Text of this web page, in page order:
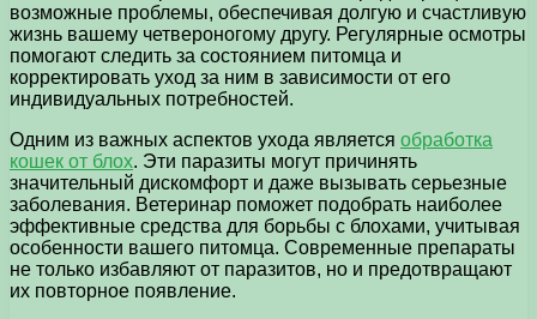
возможные проблемы, обеспечивая долгую и счастливую
жизнь вашему четвероногому другу. Регулярные осмотры
помогают следить за состоянием питомца и
корректировать уход за ним в зависимости от его
индивидуальных потребностей.
Одним из важных аспектов ухода является обработка
кошек от блох. Эти паразиты могут причинять
значительный дискомфорт и даже вызывать серьезные
заболевания. Ветеринар поможет подобрать наиболее
эффективные средства для борьбы с блохами, учитывая
особенности вашего питомца. Современные препараты
не только избавляют от паразитов, но и предотвращают
их повторное появление.